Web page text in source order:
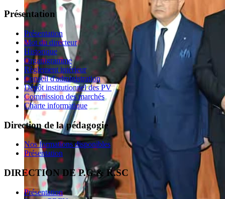
Présentation
Présentation
Mot du directeur
Historique
Organigramme
Règlement intérieur
Conseil d'administration
Dépôt institutionnel des PV
Commission des marchés
Charte informatique
Direction de la pédagogie
Nos formations disponibles
Présentation
DIRECTION DE P.G & R.SC
Présentation